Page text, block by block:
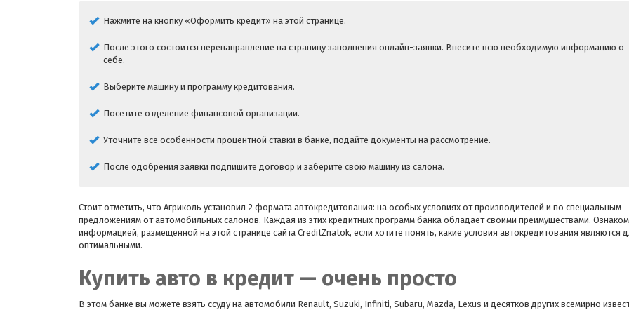
Нажмите на кнопку «Оформить кредит» на этой странице.
После этого состоится перенаправление на страницу заполнения онлайн-заявки. Внесите всю необходимую информацию о
себе.
Выберите машину и программу кредитования.
Посетите отделение финансовой организации.
Уточните все особенности процентной ставки в банке, подайте документы на рассмотрение.
После одобрения заявки подпишите договор и заберите свою машину из салона.
Стоит отметить, что Агриколь установил 2 формата автокредитования: на особых условиях от производителей и по специальным
предложениям от автомобильных салонов. Каждая из этих кредитных программ банка обладает своими преимуществами.
информацией, размещенной на этой странице сайта CreditZnatok, если хотите понять, какие условия автокредитования являются
оптимальными.
Купить авто в кредит — очень просто
В этом банке вы можете взять ссуду на автомобили Renault, Suzuki, Infiniti, Subaru, Mazda, Lexus и десятков других всемирно